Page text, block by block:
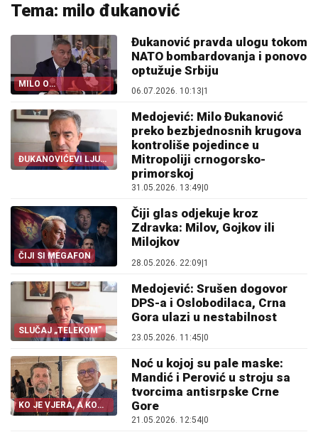
Tema: milo đukanović
MILO O
BOMBARDOVANJU
Đukanović pravda ulogu tokom
NATO bombardovanja i ponovo
optužuje Srbiju
06.07.2026. 10:13 1
ĐUKANOVIĆEVI LJUDI
U MITROPOLIJI
Medojević: Milo Đukanović
preko bezbjednosnih krugova
kontroliše pojedince u
Mitropoliji crnogorsko-
primorskoj
31.05.2026. 13:49 0
ČIJI SI MEGAFON
Čiji glas odjekuje kroz
Zdravka: Milov, Gojkov ili
Milojkov
28.05.2026. 22:09|1
SLUČAJ „TELEKOM”
Medojević: Srušen dogovor
DPS-a i Oslobodilaca, Crna
Gora ulazi u nestabilnost
23.05.2026. 11:45|0
KO JE VJERA, A KO
NEVJERA
Noć u kojoj su pale maske:
Mandić i Perović u stroju sa
tvorcima antisrpske Crne
Gore
21.05.2026. 12:54|0